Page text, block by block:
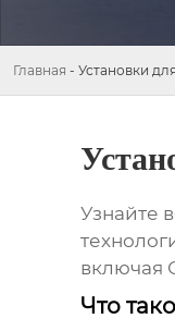
Главная - Установки
Узнайте
включая
Что